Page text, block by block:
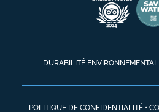
DURABILITÉ
POLITIQUE DE CONFIDENTIALITÉ•